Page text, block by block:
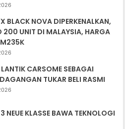
BLACK NOVA DIPERKENALKAN,
200 UNIT DI MALAYSIA, HARGA
CARSOME SEBAGAI
TUKAR BELI RASMI
NEUE KLASSE BAWA TEKNOLOGI